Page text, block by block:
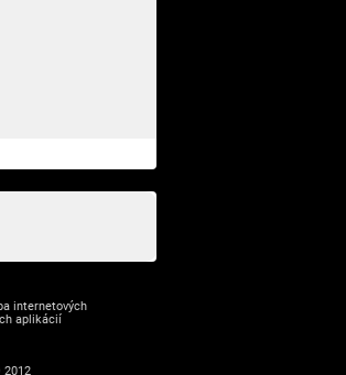
internetových
aplikácií
2012